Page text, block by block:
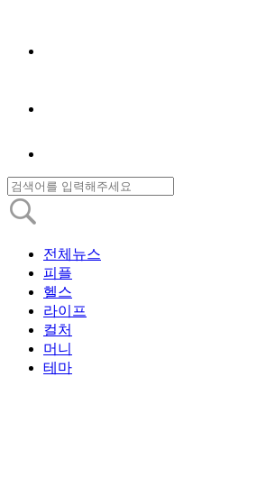
전체뉴스
피플
헬스
라이프
컬처
머니
테마